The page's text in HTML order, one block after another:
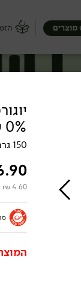
מוצרים
0% שומן
150 גרם
4.60 ₪ ל-100 גרם